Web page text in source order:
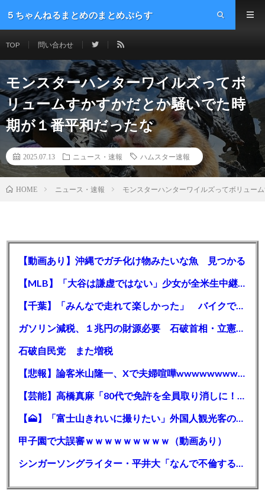
５ちゃんねるまとめのまとめぷらす
TOP 問い合わせ
モンスターハンターワイルズってボ
リュームすかすかだとか騒いでた時
期が１番平和だったな
2025.07.13 ニュース・速報 ハムスター速報
HOME ニュース・速報 モンスターハンターワイルズってボリュー
【動画あり】沖縄でガチ化け物みたいな魚 見つかる
【MLB】「大谷は謙虚ではない」少女が全米生中継で突然の大谷翔平批判 サイン無視された過去明かす
【千葉】「みんなで走れて楽しかった」 バイクでバースデー集団暴走 男女５７人を書類送検 SNSで参加者募る
ガソリン減税、１兆円の財源必要 石破首相・立憲野田氏「財源は死に物狂いで確保しなければならない」「本当に死に物狂いで」
石破自民党 また増税
【悲報】論客米山隆一、Xで夫婦喧嘩wwwwwwwwwwww
【芸能】高橋真麻「80代で免許を全員取り消しに！」 高齢ドライバーの事故問題で、高齢者の運転免許取り消し法を提案
【🗻】「富士山きれいに撮りたい」外国人観光客のレンタカー事故が急増…「ハンドルが逆で慣れず」、道の狭さも
甲子園で大誤審ｗｗｗｗｗｗｗｗｗ（動画あり）
シンガーソングライター・平井大「なんで不倫するか知ってる？妥協で結婚するからさ。」←浅すぎると大炎上